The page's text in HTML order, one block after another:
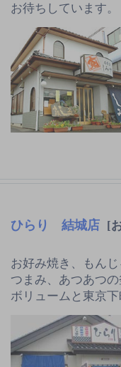
お待ちしています。
ひらり 結城店 [
お好み焼き、もん
つまみ、あつあつ
ボリュームと東京